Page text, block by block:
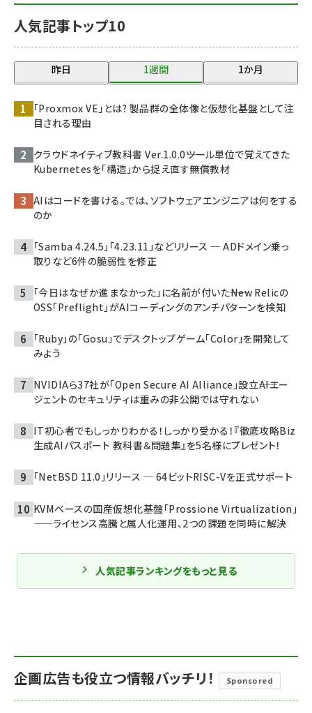
人気記事トップ10
昨日 1週間 1か月
「Proxmox VE」とは? 製品群の全体像と仮想化基盤として注
目される理由
クラウドネイティブ教科書 Ver.1.0.0――ツール単位で覚えてきた
Kubernetesを「構造」から捉え直す無償教材
AIはコードを書ける。では、ソフトウェアエンジニアは何をする
のか
「Samba 4.24.5」「4.23.11」などリリース ─ ADドメイン乗っ
取りなど6件の脆弱性を修正
「今日はなぜか進まなかった」に名前が付いた――New Relicの
OSS「Preflight」がAIコーディングのアンチパターンを検知
「Ruby」の「Gosu」でデスクトップゲーム「Color」を開発して
みよう
NVIDIAら37社が「Open Secure AI Alliance」設立――AIエー
ジェントのセキュリティは重みの非公開では守れない
IT初心者でもしっかりわかる！しっかり受かる！『徹底攻略Biz
生成AIパスポート 教科書＆問題集』を5名様にプレゼント！
「NetBSD 11.0」リリース ─ 64ビットRISC-Vを正式サポート
KVMベースの国産仮想化基盤「Prossione Virtualization」
——ライセンス高騰と属人化運用、2つの課題を同時に解決
人気記事ランキングをもっと見る
企画広告も役立つ情報バッチリ！ Sponsored